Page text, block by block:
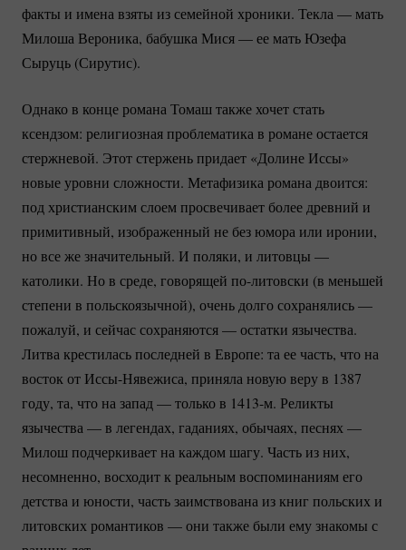
факты и имена взяты из семейной хроники. Текла — мать
Милоша Вероника, бабушка Мися — ее мать Юзефа
Сыруць (Сирутис).
Однако в конце романа Томаш также хочет стать
ксендзом: религиозная проблематика в романе остается
стержневой. Этот стержень придает «Долине Иссы»
новые уровни сложности. Метафизика романа двоится:
под христианским слоем просвечивает более древний и
примитивный, изображенный не без юмора или иронии,
но все же значительный. И поляки, и литовцы —
католики. Но в среде, говорящей по-литовски (в меньшей
степени в польскоязычной), очень долго сохранялись —
пожалуй, и сейчас сохраняются — остатки язычества.
Литва крестилась последней в Европе: та ее часть, что на
восток от Иссы-Нявежиса, приняла новую веру в 1387
году, та, что на запад — только в 1413-м. Реликты
язычества — в легендах, гаданиях, обычаях, песнях —
Милош подчеркивает на каждом шагу. Часть из них,
несомненно, восходит к реальным воспоминаниям его
детства и юности, часть заимствована из книг польских и
литовских романтиков — они также были ему знакомы с